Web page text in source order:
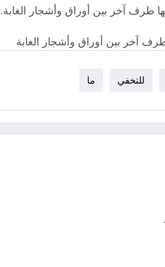
طرف آخر بين أوراق وأشجار الغابة.
آخر بين أوراق وأشجار الغابة
للتخفي ما